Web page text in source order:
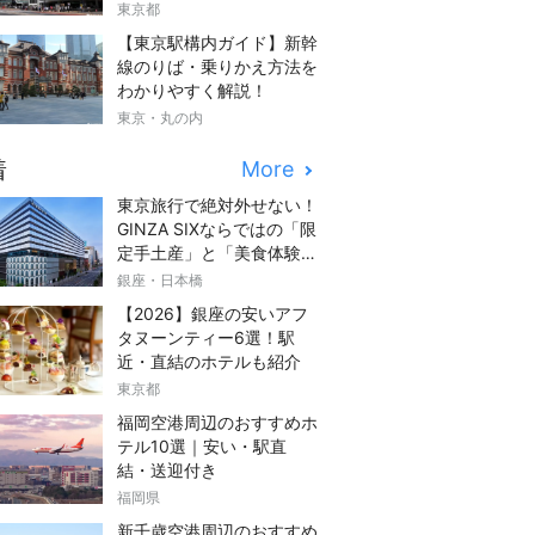
東京都
【東京駅構内ガイド】新幹
線のりば・乗りかえ方法を
わかりやすく解説！
東京・丸の内
More
東京旅行で絶対外せない！
GINZA SIXならではの「限
定手土産」と「美食体験」
完全ガイド
銀座・日本橋
【2026】銀座の安いアフ
タヌーンティー6選！駅
近・直結のホテルも紹介
東京都
福岡空港周辺のおすすめホ
テル10選｜安い・駅直
結・送迎付き
福岡県
新千歳空港周辺のおすすめ